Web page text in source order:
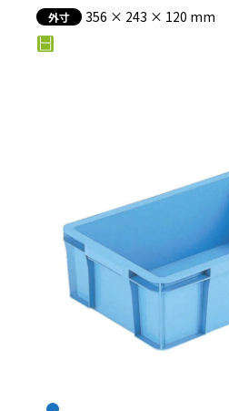
外寸 356 × 243 × 120 mm